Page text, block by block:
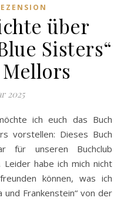
über
Sisters“
2025
vorstellen: Dieses Buch
für unseren Buchclub
Leider habe ich mich nicht
können, was ich
und Frankenstein“ von der